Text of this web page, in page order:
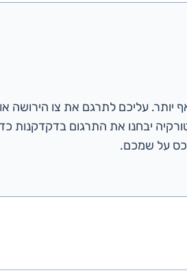
עליכם לתרגם את צו הירושה או
יבחנו את התרגום בדקדקנות
על שמכם.